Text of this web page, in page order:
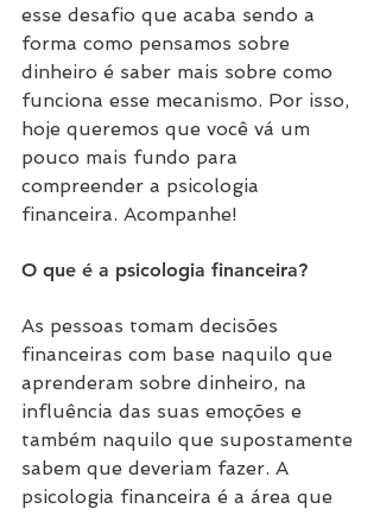
esse desafio que acaba sendo a
forma como pensamos sobre
dinheiro é saber mais sobre como
funciona esse mecanismo. Por isso,
hoje queremos que você vá um
pouco mais fundo para
compreender a psicologia
financeira. Acompanhe!
O que é a psicologia financeira?
As pessoas tomam decisões
financeiras com base naquilo que
aprenderam sobre dinheiro, na
influência das suas emoções e
também naquilo que supostamente
sabem que deveriam fazer. A
psicologia financeira é a área que